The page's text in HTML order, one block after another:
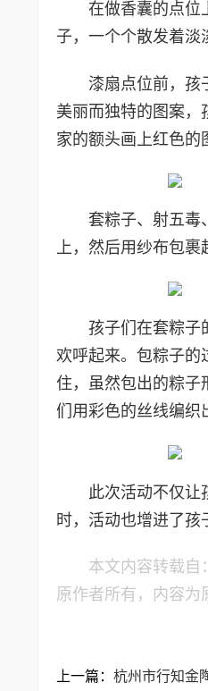
在做香囊的点位
子，一个个散发着淡
漆扇点位前，孩
美丽而独特的图案，
家的额头画上红色的
套粽子、射五毒
上，然后用纱布包裹
孩子们在套粽子
欢呼起来。包粽子的
住，虽然包出的粽子
们用彩色的丝线编织
此次活动不仅让
时，活动也增进了孩
本文内容转载自
原作者所有，内容为
上一篇： 杭州市行知金